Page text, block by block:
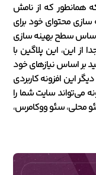
همانطور که از نامش
سازی محتوای خود برای
سطح بهینه سازی
شود. جدا از این، این پلاگین با
بر اساس نیازهای خود
این افزونه کاربردی
می‌تواند سایت شما را
محلی، سئو ووکامرس،